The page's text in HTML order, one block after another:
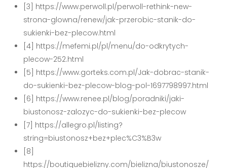
[3] https://www.perwoll.pl/perwoll-rethink-new-
strona-glowna/renew/jak-przerobic-stanik-do-
sukienki-bez-plecow.html
[4] https://mefemi.pl/pl/menu/do-odkrytych-
plecow-252.html
[5] https://www.gorteks.com.pl/Jak-dobrac-stanik-
do-sukienki-bez-plecow-blog-pol-1697798997.html
[6] https://www.renee.pl/blog/poradniki/jaki-
biustonosz-zalozyc-do-sukienki-bez-plecow
[7] https://allegro.pl/listing?
string=biustonosz+bez+plec%C3%B3w
[8]
https://boutiquebielizny.com/bielizna/biustonosze/